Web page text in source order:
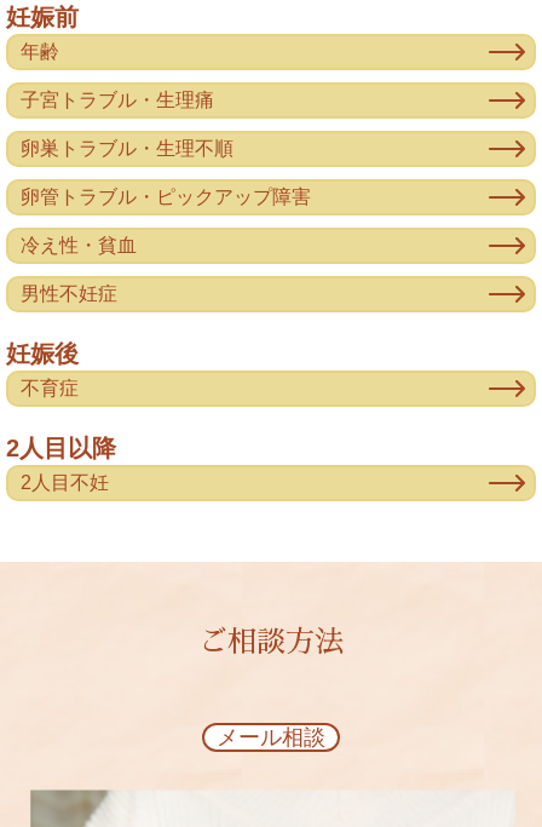
妊娠前
年齢
子宮トラブル・生理痛
卵巣トラブル・生理不順
卵管トラブル・ピックアップ障害
冷え性・貧血
男性不妊症
妊娠後
不育症
2人目以降
2人目不妊
ご相談方法
メール相談